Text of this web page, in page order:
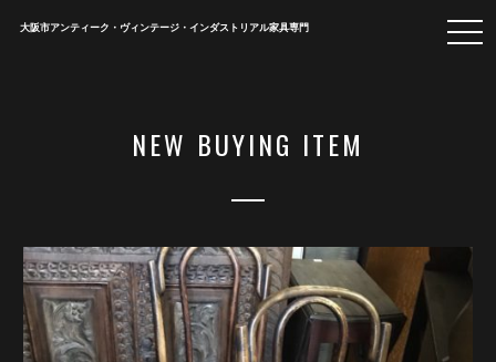
大阪市アンティーク・ヴィンテージ・インダストリアル家具専門
NEW BUYING ITEM